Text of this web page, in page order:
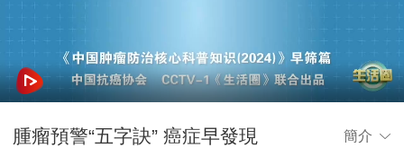
腫瘤預警“五字訣” 癌症早發現 簡介